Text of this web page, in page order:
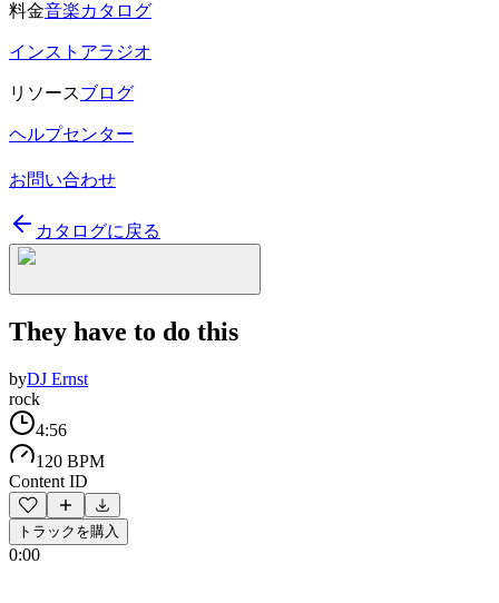
料金音楽カタログ
インストアラジオ
リソースブログ
ヘルプセンター
お問い合わせ
カタログに戻る
They have to do this
byDJ Ernst
rock
4:56
120 BPM
Content ID
トラックを購入
0:00